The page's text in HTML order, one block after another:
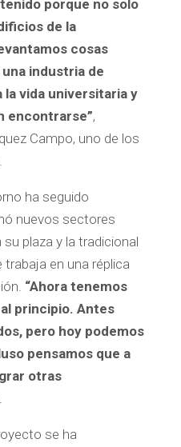
porque no solo
de la
cosas
industria de
vida universitaria y
encontrarse”,
Campo, uno de los
ha seguido
nuevos sectores
plaza y la tradicional
en una réplica
“Ahora tenemos
principio. Antes
pero hoy podemos
pensamos que a
otras
se ha